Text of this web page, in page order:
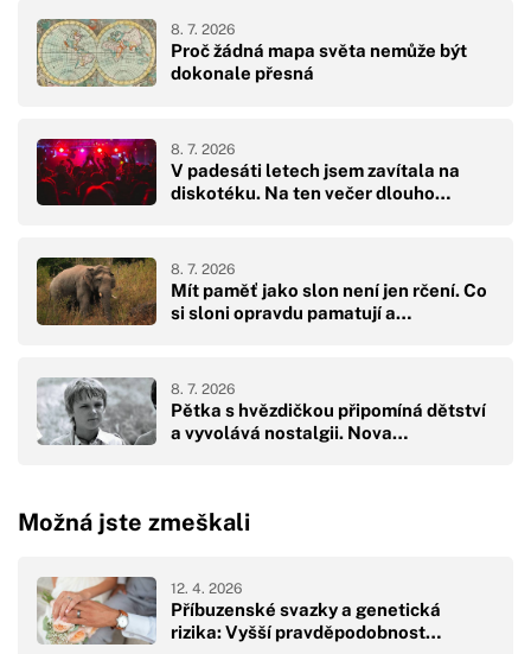
Proč žádná mapa světa nemůže být
dokonale přesná
8. 7. 2026
V padesáti letech jsem zavítala na
diskotéku. Na ten večer dlouho…
8. 7. 2026
Mít paměť jako slon není jen rčení. Co
si sloni opravdu pamatují a…
8. 7. 2026
Pětka s hvězdičkou připomíná dětství
a vyvolává nostalgii. Nova…
8. 7. 2026
Možná jste zmeškali
Příbuzenské svazky a genetická
rizika: Vyšší pravděpodobnost…
12. 4. 2026